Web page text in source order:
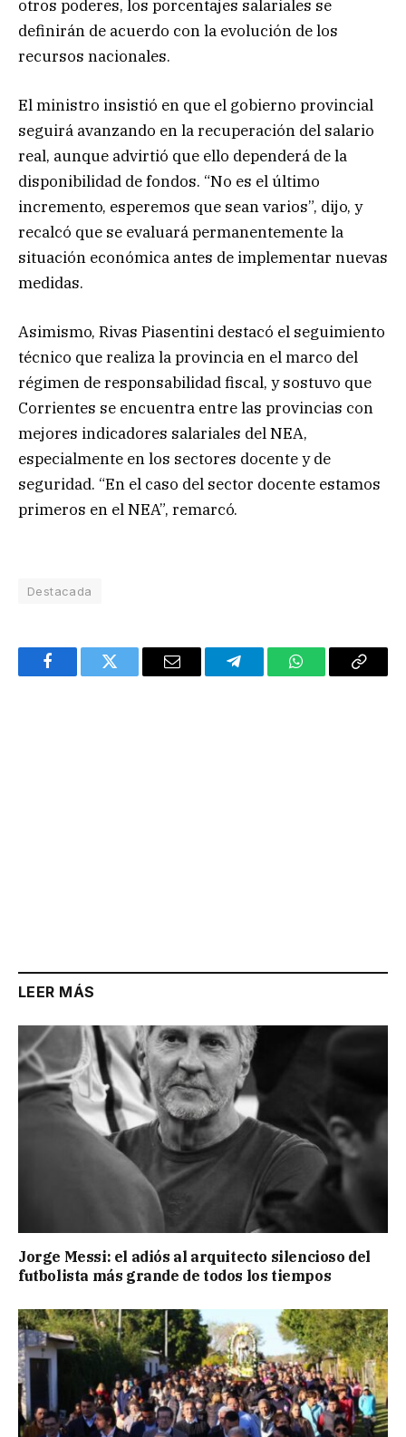
otros poderes, los porcentajes salariales se
definirán de acuerdo con la evolución de los
recursos nacionales.
El ministro insistió en que el gobierno provincial
seguirá avanzando en la recuperación del salario
real, aunque advirtió que ello dependerá de la
disponibilidad de fondos. “No es el último
incremento, esperemos que sean varios”, dijo, y
recalcó que se evaluará permanentemente la
situación económica antes de implementar nuevas
medidas.
Asimismo, Rivas Piasentini destacó el seguimiento
técnico que realiza la provincia en el marco del
régimen de responsabilidad fiscal, y sostuvo que
Corrientes se encuentra entre las provincias con
mejores indicadores salariales del NEA,
especialmente en los sectores docente y de
seguridad. “En el caso del sector docente estamos
primeros en el NEA”, remarcó.
Destacada
FacebookTwitter Email TelegramWhatsAppCopy
LEER MÁS
Jorge Messi: el adiós al arquitecto silencioso del
futbolista más grande de todos los tiempos